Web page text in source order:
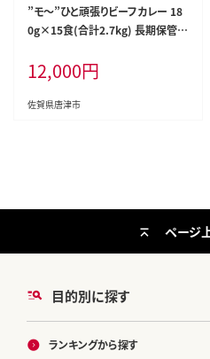
”モ～”ひと頑張りビーフカレー 18
0g×15食(合計2.7kg) 長期保管
12,000円
佐賀県唐津市
目的別に探す
ランキングから探す
ページ